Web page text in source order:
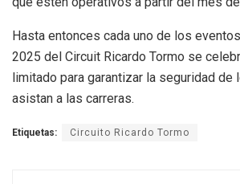
Hasta entonces cada uno de los
2025 del Circuit Ricardo Tormo se
limitado para garantizar la seguridad de
asistan a las carreras.
Etiquetas: Circuito Ricardo Tormo